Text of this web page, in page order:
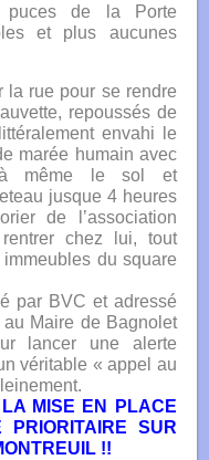
puces de la Porte
et plus aucunes
la rue pour se rendre
repoussés de
envahi le
marée humain avec
à même le sol et
jusque 4 heures
de l’association
chez lui, tout
du square
par BVC et adressé
Maire de Bagnolet
lancer une alerte
véritable « appel au
LA MISE EN PLACE
PRIORITAIRE SUR
!!